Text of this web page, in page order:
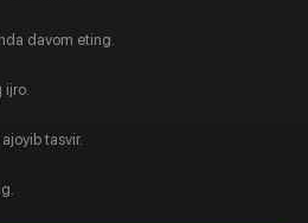
davom eting.
ijro.
tasvir.